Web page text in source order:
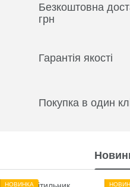
Безкоштовна
грн
Гарантія якості
Покупка в один
НОВИНКА